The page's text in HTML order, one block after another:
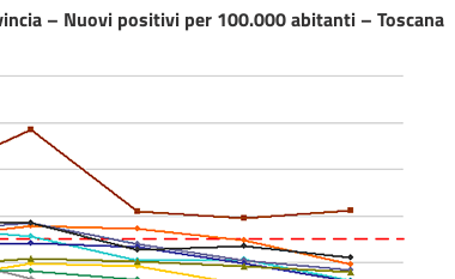
– Nuovi positivi per 100.000 abitanti – Toscana